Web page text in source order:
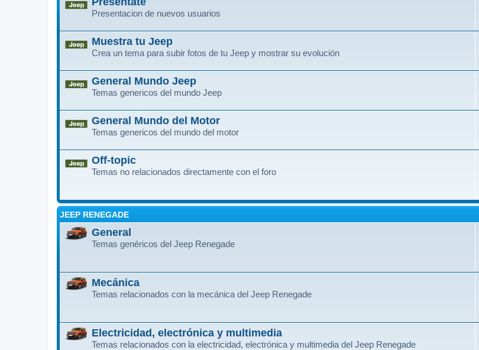
Presentacion de nuevos usuarios
Muestra tu Jeep
Crea un tema para subir fotos de tu Jeep y mostrar su evolución
General Mundo Jeep
Temas genericos del mundo Jeep
General Mundo del Motor
Temas genericos del mundo del motor
Off-topic
Temas no relacionados directamente con el foro
JEEP RENEGADE
General
Temas genéricos del Jeep Renegade
Mecánica
Temas relacionados con la mecánica del Jeep Renegade
Electricidad, electrónica y multimedia
Temas relacionados con la electricidad, electrónica y multimedia del Jeep Renegade